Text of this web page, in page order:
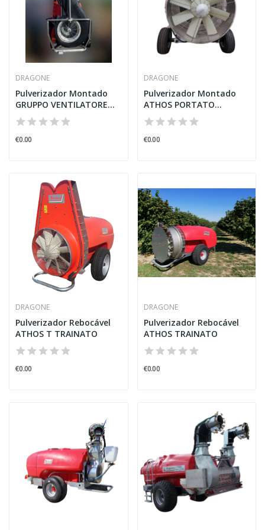
DRAGONE
Pulverizador Montado
GRUPPO VENTILATORE
“POWER...
€0.00
DRAGONE
Pulverizador Montado
ATHOS PORTATO
ASPIRAZIONE...
€0.00
DRAGONE
Pulverizador Rebocável
ATHOS T TRAINATO
€0.00
DRAGONE
Pulverizador Rebocável
ATHOS TRAINATO
€0.00